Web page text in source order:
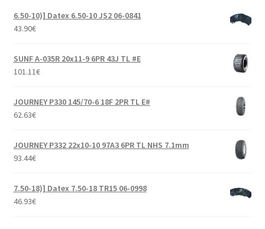
6.50-10)] Datex 6.50-10 JS2 06-0841
43.90€
SUNF A-035R 20x11-9 6PR 43J TL #E
101.11€
JOURNEY P330 145/70-6 18F 2PR TL E#
62.63€
JOURNEY P332 22x10-10 97A3 6PR TL NHS 7.1mm
93.44€
7.50-18)] Datex 7.50-18 TR15 06-0998
46.93€